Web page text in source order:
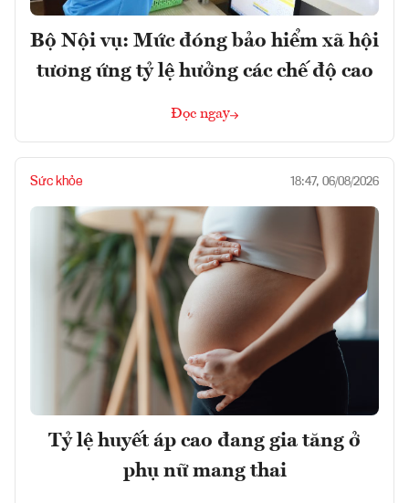
Bộ Nội vụ: Mức đóng bảo hiểm xã hội
tương ứng tỷ lệ hưởng các chế độ cao
Đọc ngay
Sức khỏe 18:47, 06/08/2026
Tỷ lệ huyết áp cao đang gia tăng ở
phụ nữ mang thai